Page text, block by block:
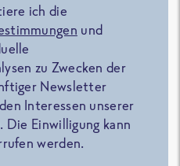
ich die
und
zu Zwecken der
Newsletter
Interessen unserer
Die Einwilligung kann
werden.